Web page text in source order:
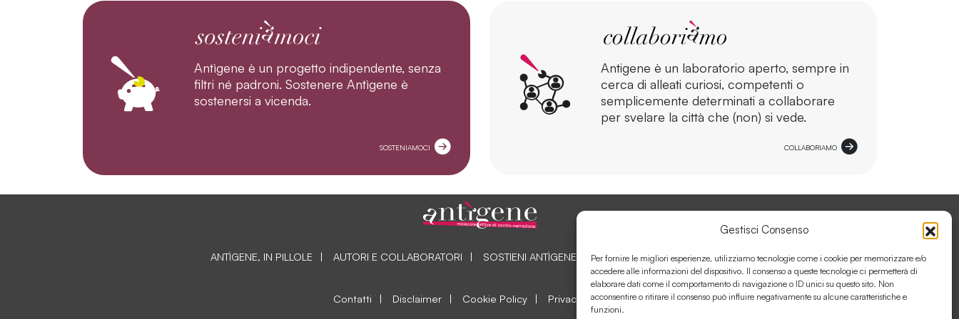
Gestisci Consenso
Per fornire le migliori esperienze, utilizziamo tecnologie come i cookie per memorizzare e/o
accedere alle informazioni del dispositivo. Il consenso a queste tecnologie ci permetterà di
elaborare dati come il comportamento di navigazione o ID unici su questo sito. Non
acconsentire o ritirare il consenso può influire negativamente su alcune caratteristiche e
funzioni.
Antìgene è un progetto indipendente, senza
filtri né padroni. Sostenere Antìgene è
sostenersi a vicenda.
SOSTENIAMOCI
Antigene è un laboratorio aperto, sempre in
cerca di alleati curiosi, competenti o
semplicemente determinati a collaborare
per svelare la città che (non) si vede.
COLLABORIAMO
ANTÌGENE, IN PILLOLE AUTORI E COLLABORATORI SOSTIENI ANTÌGENE COLLABORA CON ANTÌGENE
Contatti Disclaimer Cookie Policy Privacy Policy